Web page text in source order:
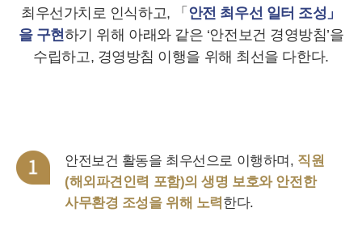
최우선가치로 인식하고, 「 안전 최우선 일터 조성」
을 구현하기 위해 아래와 같은 ‘안전보건 경영방침’을
수립하고, 경영방침 이행을 위해 최선을 다한다.
안전보건 활동을 최우선으로 이행하며, 직원
(해외파견인력 포함)의 생명 보호와 안전한
사무환경 조성을 위해 노력 한다.